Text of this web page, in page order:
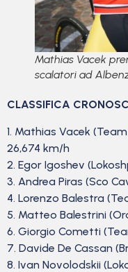
Mathias Vacek
scalatori ad
CLASSIFICA
1. Mathias Vacek
26,674 km/h
2. Egor Igoshev
3. Andrea Piras (Sco
4. Lorenzo Balestra
5. Matteo Balestrini
6. Giorgio Cometti
7. Davide De Cassan
8. Ivan Novolodskii